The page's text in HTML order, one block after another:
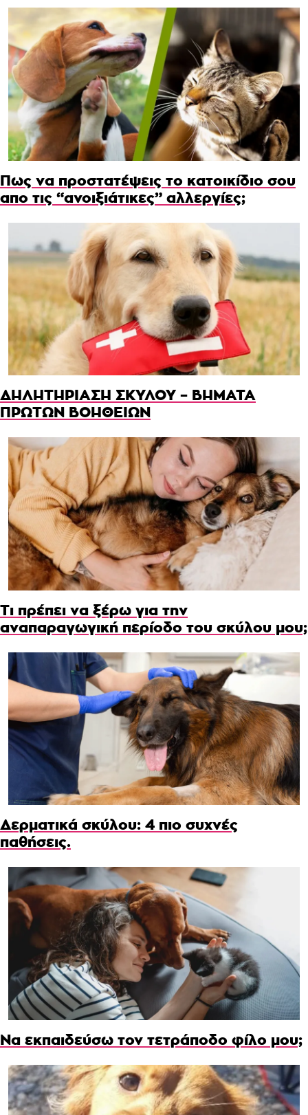
Πως να προστατέψεις το κατοικίδιο σου
απο τις “ανοιξιάτικες” αλλεργίες;
ΔΗΛΗΤΗΡΙΑΣΗ ΣΚΥΛΟΥ – ΒΗΜΑΤΑ
ΠΡΩΤΩΝ ΒΟΗΘΕΙΩΝ
Τι πρέπει να ξέρω για την
αναπαραγωγική περίοδο του σκύλου μου;
Δερματικά σκύλου: 4 πιο συχνές
παθήσεις.
Να εκπαιδεύσω τον τετράποδο φίλο μου;